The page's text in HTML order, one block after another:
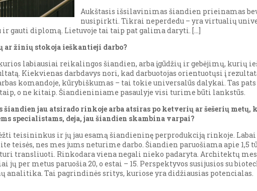
Aukštasis išsilavinimas šiandien prieinamas
nusipirkti. Tikrai neperdedu – yra virtualių
gauti diplomą. Lietuvoje tai taip pat galima daryti. […]
ar žinių stokoja ieškantieji darbo?
labiausiai reikalingos šiandien, arba įgūdžių ir gebėjimų, kurių
Kiekvienas darbdavys nori, kad darbuotojas orientuotųsi į
komandoje, kūrybiškumas – tai tokie universalūs dalykai. Tas
o ne kitaip. Šiandieniniame pasaulyje visi turime būti lankstūs.
šiandien jau atsirado rinkoje arba atsiras po ketverių ar šešerių
specialistams, deja, jau šiandien skambina varpai?
teisininkus ir jų jau esamą šiandieninę perprodukciją rinkoje.
teisės, nes mes jums neturime darbo. Šiandien paruošiama apie
transliuoti. Rinkodara viena negali nieko padaryta. Architektų mes
jų per metus paruošia 20, o estai – 15. Perspektyvos susijusios su
analitika. Tai pagrindinės sritys, kuriose yra didžiausias potencialas.